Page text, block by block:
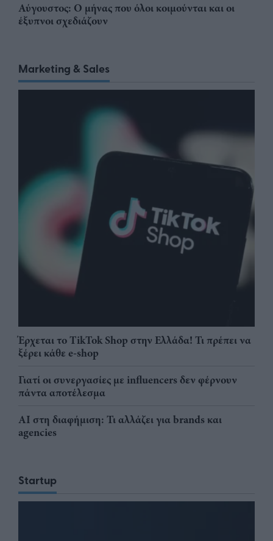
Αύγουστος: Ο μήνας που όλοι κοιμούνται και οι
έξυπνοι σχεδιάζουν
Marketing & Sales
Έρχεται το TikTok Shop στην Ελλάδα! Τι πρέπει να
ξέρει κάθε e-shop
Γιατί οι συνεργασίες με influencers δεν φέρνουν
πάντα αποτέλεσμα
AI στη διαφήμιση: Τι αλλάζει για brands και
agencies
Startup